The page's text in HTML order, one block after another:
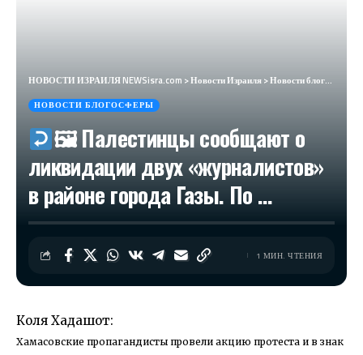
НОВОСТИ ИЗРАИЛЯ NEWSisra.com >Новости Израиля>Новости блогосферы
НОВОСТИ БЛОГОСФЕРЫ
🖼 Палестинцы сообщают о
ликвидации двух «журналистов»
в районе города Газы. По …
1 МИН. ЧТЕНИЯ
Коля Хадашот:
Хамасовские пропагандисты провели акцию протеста и в знак